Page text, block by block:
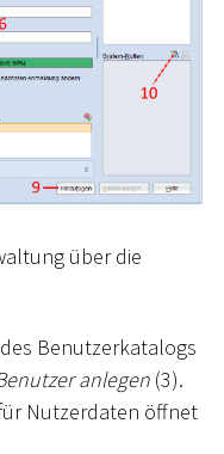
über die
Benutzerkatalogs
anlegen (3).
Nutzerdaten öffnet